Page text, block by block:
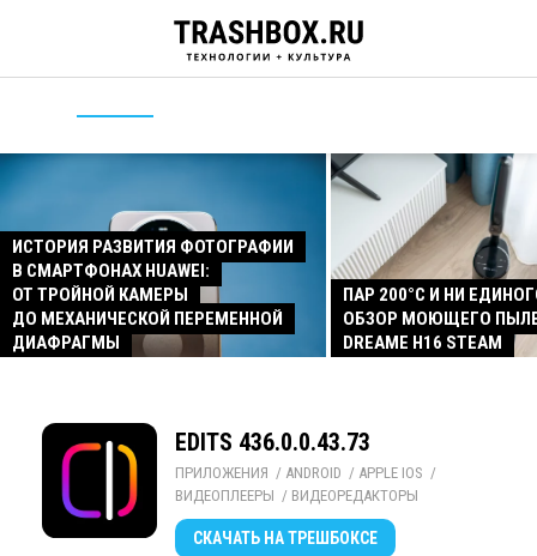
ИСТОРИЯ РАЗВИТИЯ ФОТОГРАФИИ
В СМАРТФОНАХ HUAWEI:
ОТ ТРОЙНОЙ КАМЕРЫ
ДО МЕХАНИЧЕСКОЙ ПЕРЕМЕННОЙ
ДИАФРАГМЫ
ПАР 200°C И НИ
ОБЗОР МОЮЩЕГО
DREAME H16 STEAM
EDITS 436.0.0.43.73
ПРИЛОЖЕНИЯ / ANDROID / APPLE IOS /
ВИДЕОПЛЕЕРЫ / ВИДЕОРЕДАКТОРЫ
СКАЧАТЬ НА ТРЕШБОКСЕ